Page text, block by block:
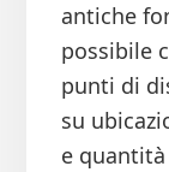
antiche
possibile
punti di
su
e quantità